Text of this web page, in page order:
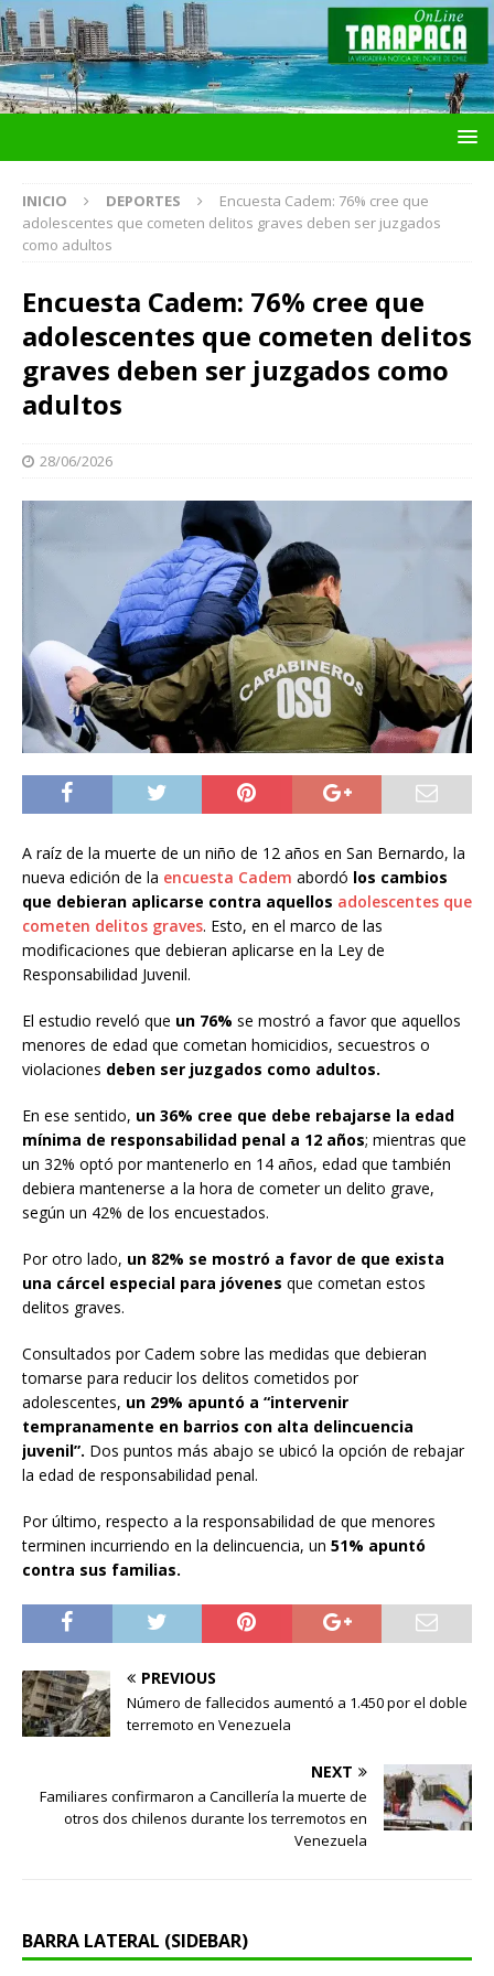
INICIO DEPORTES
Encuesta Cadem: 76% cree que
adolescentes que cometen delitos graves deben ser juzgados
como adultos
Encuesta Cadem: 76% cree que
adolescentes que cometen delitos
graves deben ser juzgados como
adultos
28/06/2026
A raíz de la muerte de un niño de 12 años en San Bernardo, la
nueva edición de la encuesta Cadem abordó los cambios
que debieran aplicarse contra aquellos adolescentes que
cometen delitos graves. Esto, en el marco de las
modificaciones que debieran aplicarse en la Ley de
Responsabilidad Juvenil.
El estudio reveló que un 76% se mostró a favor que aquellos
menores de edad que cometan homicidios, secuestros o
violaciones deben ser juzgados como adultos.
En ese sentido, un 36% cree que debe rebajarse la edad
mínima de responsabilidad penal a 12 años; mientras que
un 32% optó por mantenerlo en 14 años, edad que también
debiera mantenerse a la hora de cometer un delito grave,
según un 42% de los encuestados.
Por otro lado, un 82% se mostró a favor de que exista
una cárcel especial para jóvenes que cometan estos
delitos graves.
Consultados por Cadem sobre las medidas que debieran
tomarse para reducir los delitos cometidos por
adolescentes, un 29% apuntó a “intervenir
tempranamente en barrios con alta delincuencia
juvenil”. Dos puntos más abajo se ubicó la opción de rebajar
la edad de responsabilidad penal.
Por último, respecto a la responsabilidad de que menores
terminen incurriendo en la delincuencia, un 51% apuntó
contra sus familias.
PREVIOUS
Número de fallecidos aumentó a 1.450 por el doble
terremoto en Venezuela
NEXT
Familiares confirmaron a Cancillería la muerte de
otros dos chilenos durante los terremotos en
Venezuela
BARRA LATERAL (SIDEBAR)